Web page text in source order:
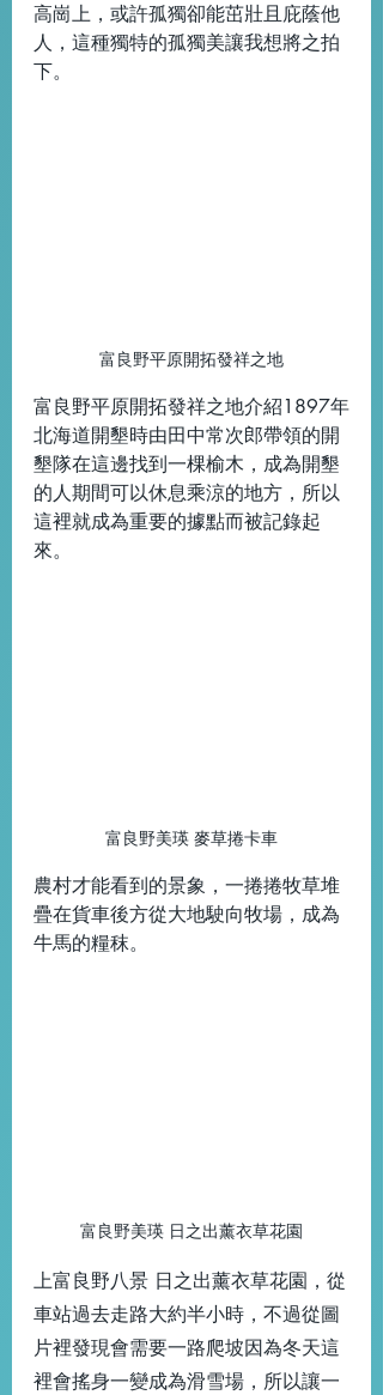
高崗上，或許孤獨卻能茁壯且庇蔭他
人，這種獨特的孤獨美讓我想將之拍
下。
富良野平原開拓發祥之地
富良野平原開拓發祥之地介紹1897年
北海道開墾時由田中常次郎帶領的開
墾隊在這邊找到一棵榆木，成為開墾
的人期間可以休息乘涼的地方，所以
這裡就成為重要的據點而被記錄起
來。
富良野美瑛 麥草捲卡車
農村才能看到的景象，一捲捲牧草堆
疊在貨車後方從大地駛向牧場，成為
牛馬的糧秣。
富良野美瑛 日之出薰衣草花園
上富良野八景 日之出薰衣草花園，從
車站過去走路大約半小時，不過從圖
片裡發現會需要一路爬坡因為冬天這
裡會搖身一變成為滑雪場，所以讓一